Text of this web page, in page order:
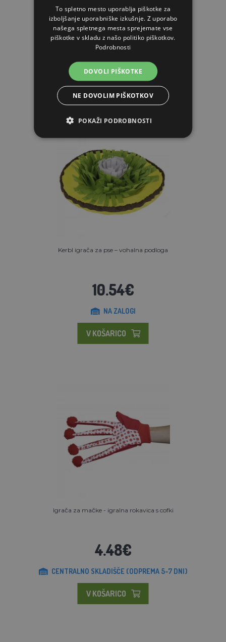
1.41€
NA ZALOGI
V KOŠARICO
Kerbl igrača za pse – vohalna podloga
10.54€
NA ZALOGI
V KOŠARICO
Igrača za mačke - igralna rokavica s cofki
4.48€
CENTRALNO SKLADIŠČE (ODPREMA 5-7 DNI)
V KOŠARICO
To spletno mesto uporablja piškotke za
izboljšanje uporabniške izkušnje. Z uporabo
našega spletnega mesta sprejemate vse
piškotke v skladu z našo politiko piškotkov.
Podrobnosti
DOVOLI PIŠKOTKE
NE DOVOLIM PIŠKOTKOV
POKAŽI PODROBNOSTI